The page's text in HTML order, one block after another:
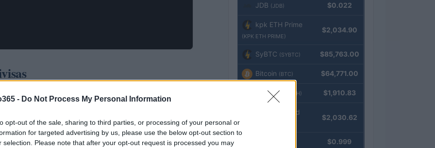
- Do Not Process My Personal Information
opt-out of the sale, sharing to third parties, or processing of your personal or
for targeted advertising by us, please use the below opt-out section to
selection. Please note that after your opt-out request is processed you may
JDB (JDB) $0.022
kpk ETH Prime
(KPK ETH PRIME)
$2,034.90
SyBTC (SYBTC) $85,763.00
Bitcoin (BTC) $64,771.00
Ethereum (ETH) $1,910.83
kpk ETH Yield
$2,030.62
$0.999